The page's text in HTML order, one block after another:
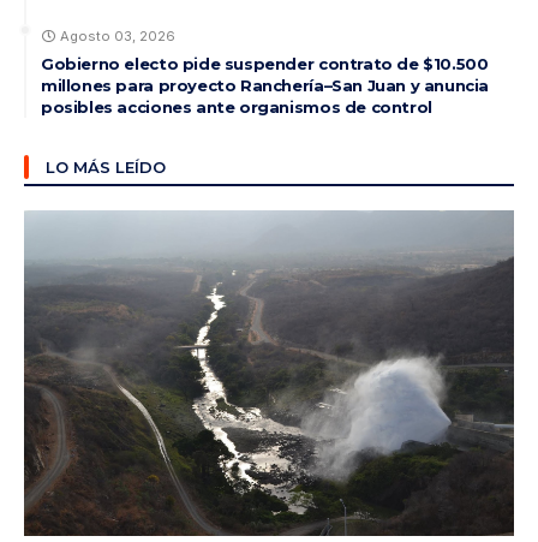
Agosto 03, 2026
Gobierno electo pide suspender contrato de $10.500
millones para proyecto Ranchería–San Juan y anuncia
posibles acciones ante organismos de control
LO MÁS LEÍDO